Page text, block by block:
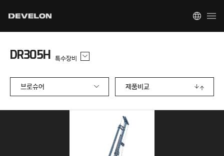
DR305H 특수장비
브로슈어 제품비교